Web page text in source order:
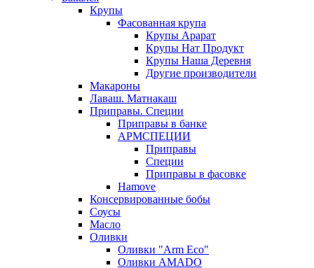
Крупы
Фасованная крупа
Крупы Арарат
Крупы Нат Продукт
Крупы Наша Деревня
Другие производители
Макароны
Лаваш. Матнакаш
Приправы. Специи
Приправы в банке
АРМСПЕЦИИ
Приправы
Специи
Приправы в фасовке
Hamove
Консервированные бобы
Соусы
Масло
Оливки
Оливки "Arm Eco"
Оливки AMADO